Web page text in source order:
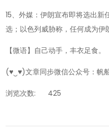
15、外媒：伊朗宣布即将选出新
选；以色列威胁称，任何成为伊
【微语】自己动手，丰衣足食。
(♥‿♥)文章同步微信公众号：帆
浏览次数: 425